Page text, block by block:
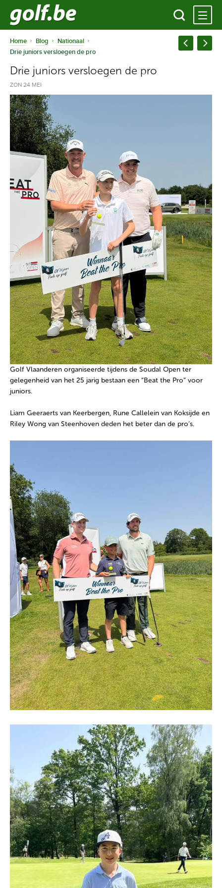
Home Blog
Nationaal
Drie juniors versloegen de pro
Drie juniors versloegen de pro
ZON 24 MEI
Golf Vlaanderen organiseerde tijdens de Soudal Open ter
gelegenheid van het 25 jarig bestaan een “Beat the Pro” voor
juniors.
Liam Geeraerts van Keerbergen, Rune Callelein van Koksijde en
Riley Wong van Steenhoven deden het beter dan de pro’s.